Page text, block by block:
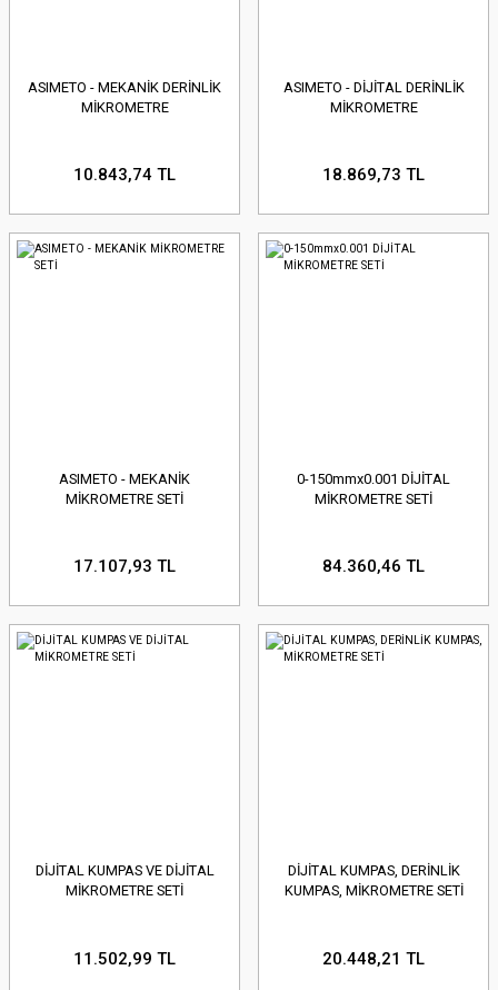
ASIMETO - MEKANİK DERİNLİK
MİKROMETRE
10.843,74 TL
ASIMETO - DİJİTAL DERİNLİK
MİKROMETRE
18.869,73 TL
ASIMETO - MEKANİK
MİKROMETRE SETİ
17.107,93 TL
0-150mmx0.001 DİJİTAL
MİKROMETRE SETİ
84.360,46 TL
DİJİTAL KUMPAS VE DİJİTAL
MİKROMETRE SETİ
11.502,99 TL
DİJİTAL KUMPAS, DERİNLİK
KUMPAS, MİKROMETRE SETİ
20.448,21 TL